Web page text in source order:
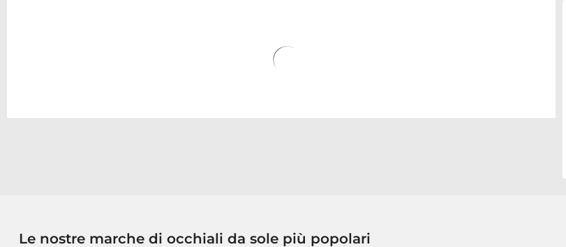
Le nostre marche di occhiali da sole più popolari